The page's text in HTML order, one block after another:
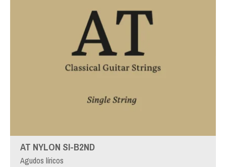
AT NYLON SI-B2ND
Agudos líricos